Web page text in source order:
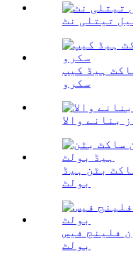
تیتلی نٹ
ہیڈ کیپ
سکرو
بنانے والا
بٹن ہیڈ
بولٹ
فلینج فیس
بولٹ